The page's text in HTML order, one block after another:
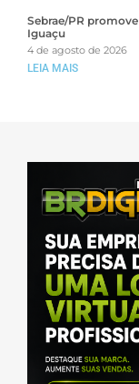
Sebrae/PR
Iguaçu
4 de agosto de 2026
LEIA MAIS